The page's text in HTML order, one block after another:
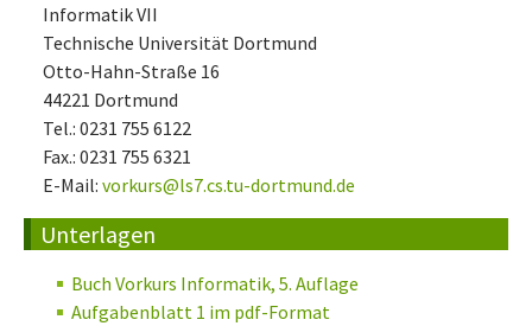
Informatik VII
Technische Universität Dortmund
Otto-Hahn-Straße 16
44221 Dortmund
Tel.: 0231 755 6122
Fax.: 0231 755 6321
E-Mail: vorkurs@ls7.cs.tu-dortmund.de
Unterlagen
Buch Vorkurs Informatik, 5. Auflage
Aufgabenblatt 1 im pdf-Format